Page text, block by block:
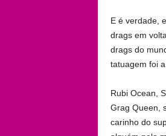
E é verdade,
drags em
drags do
tatuagem foi
Rubi Ocean,
Grag Queen,
carinho do